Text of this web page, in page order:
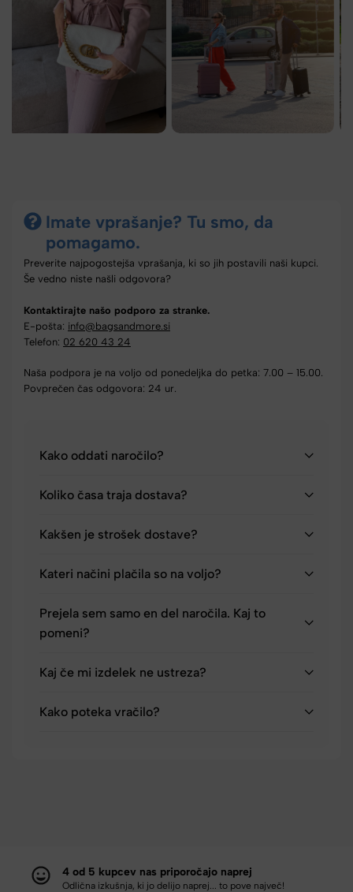
Imate vprašanje? Tu smo, da
pomagamo.
Preverite najpogostejša vprašanja, ki so jih postavili naši kupci.
Še vedno niste našli odgovora?
Kontaktirajte našo podporo za stranke.
E-pošta: info@bagsandmore.si
Telefon: 02 620 43 24
Naša podpora je na voljo od ponedeljka do petka: 7.00 – 15.00.
Povprečen čas odgovora: 24 ur.
Kako oddati naročilo?
Koliko časa traja dostava?
Kakšen je strošek dostave?
Kateri načini plačila so na voljo?
Prejela sem samo en del naročila. Kaj to
pomeni?
Kaj če mi izdelek ne ustreza?
Kako poteka vračilo?
4 od 5 kupcev nas priporočajo naprej
Odlična izkušnja, ki jo delijo naprej... to pove največ!